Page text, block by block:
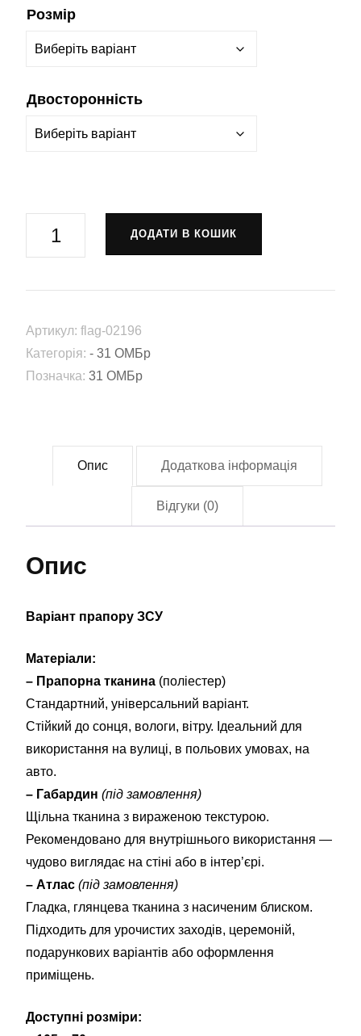
Розмір
Двосторонність
окрема
бригада
імені
бригадного
Ступницького
кількість
ДОДАТИ В КОШИК
Артикул: flag-02196
Категорія: - 31 ОМБр
Позначка: 31 ОМБр
Опис Додаткова інформація
Відгуки (0)
Опис
Варіант прапору ЗСУ
Матеріали:
– Прапорна тканина (поліестер)
Стандартний, універсальний варіант.
Стійкий до сонця, вологи, вітру. Ідеальний для
використання на вулиці, в польових умовах, на
авто.
– Габардин (під замовлення)
Щільна тканина з вираженою текстурою.
Рекомендовано для внутрішнього використання —
чудово виглядає на стіні або в інтер’єрі.
– Атлас (під замовлення)
Гладка, глянцева тканина з насиченим блиском.
Підходить для урочистих заходів, церемоній,
подарункових варіантів або оформлення
приміщень.
Доступні розміри: